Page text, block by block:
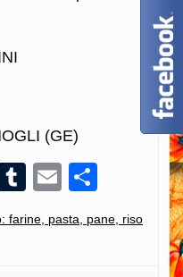
(GE)
LinkedIn
Tumblr
Email
farine, pasta, pane, riso